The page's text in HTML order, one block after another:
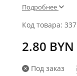
Подробнее
Код товара: 337
2.80 BYN
Под заказ